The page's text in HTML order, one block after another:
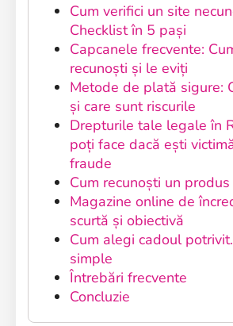
Cum verifici un site
Checklist în 5 pași
Capcanele frecvente:
recunoști și le eviți
Metode de plată sigure:
și care sunt riscurile
Drepturile tale legale în
poți face dacă ești
fraude
Cum recunoști un
Magazine online de
scurtă și obiectivă
Cum alegi cadoul
simple
Întrebări frecvente
Concluzie